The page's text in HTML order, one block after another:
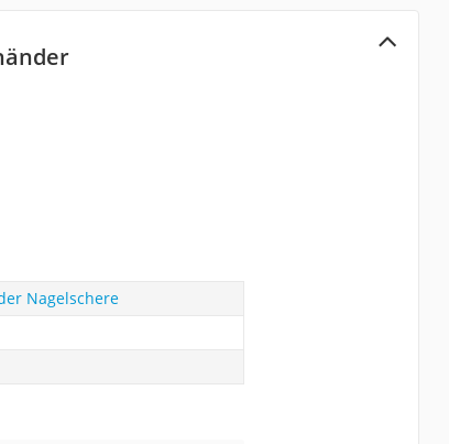
Nagelschere